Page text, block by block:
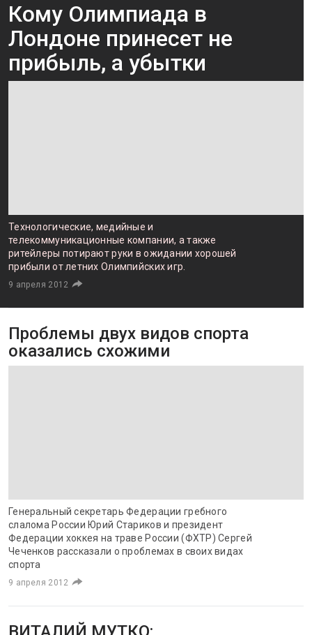
Кому Олимпиада в
Лондоне принесет не
прибыль, а убытки
Технологические, медийные и
телекоммуникационные компании, а также
ритейлеры потирают руки в ожидании хорошей
прибыли от летних Олимпийских игр.
9 апреля 2012
Проблемы двух видов спорта
оказались схожими
Генеральный секретарь Федерации гребного
слалома России Юрий Стариков и президент
Федерации хоккея на траве России (ФХТР) Сергей
Чеченков рассказали о проблемах в своих видах
спорта
9 апреля 2012